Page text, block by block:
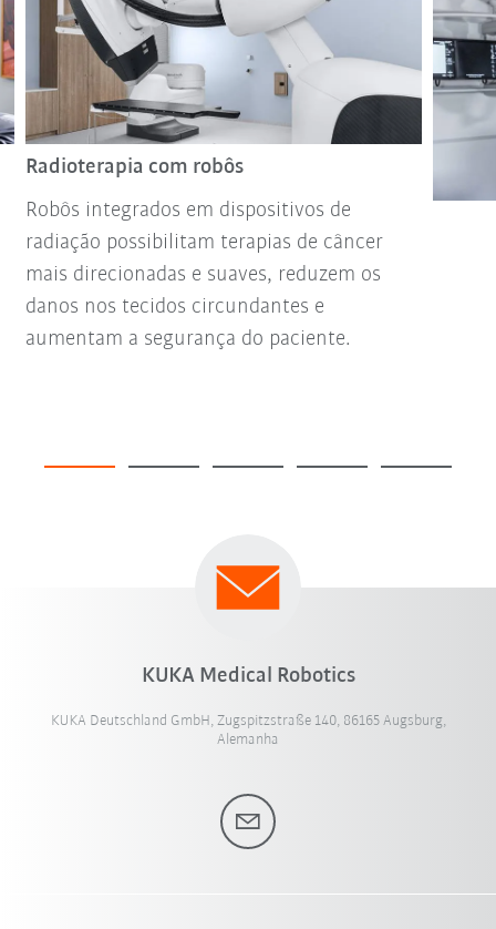
Radioterapia com robôs
Robôs integrados em dispositivos de
radiação possibilitam terapias de câncer
mais direcionadas e suaves, reduzem os
danos nos tecidos circundantes e
aumentam a segurança do paciente.
KUKA Medical Robotics
KUKA Deutschland GmbH, Zugspitzstraße 140, 86165 Augsburg,
Alemanha